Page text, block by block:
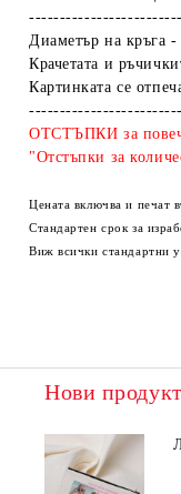
Диаметър на кръга
Крачетата и
Картинката се
ОТСТЪПКИ за
"Отстъпки за
Цената включва и печат
Стандартен срок за
Виж всички стандартни
Нови